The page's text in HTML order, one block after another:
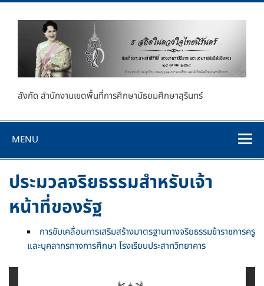
Skip
content
โรงเรียนประสาท
วิทยาคาร
สังกัด สำนักงานเขตพื้นที่การศึกษามัธยมศึกษาสุรินทร์
MENU
ประมวลจริยธรรมสำหรับเจ้า
หน้าที่ของรัฐ
การขับเคลื่อนการเสริมสร้างมาตรฐานทางจริยธรรมข้าราชการครู
และบุคลากรทางการศึกษา โรงเรียนประสาทวิทยาคาร